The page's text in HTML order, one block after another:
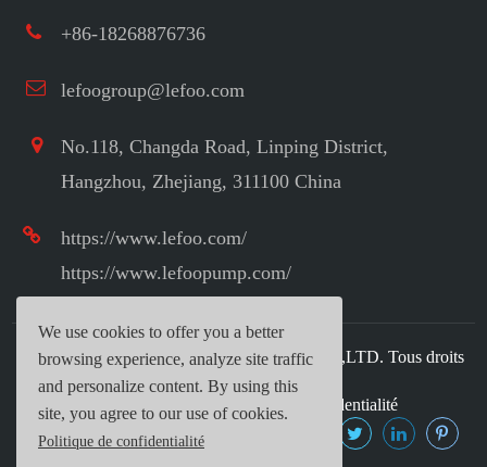
+86-18268876736
lefoogroup@lefoo.com
No.118, Changda Road, Linping District,
Hangzhou, Zhejiang, 311100 China
https://www.lefoo.com/
https://www.lefoopump.com/
Droit d'auteur ©LEFOO INDUSTRIAL CO.,LTD. Tous droits
réservés.
Plan du site
Politique de confidentialité
We use cookies to offer you a better
browsing experience, analyze site traffic
and personalize content. By using this
site, you agree to our use of cookies.
Politique de confidentialité